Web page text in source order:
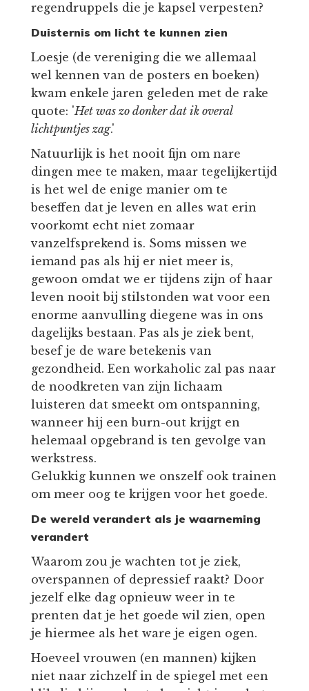
regendruppels die je kapsel verpesten?
Duisternis om licht te kunnen zien
Loesje (de vereniging die we allemaal
wel kennen van de posters en boeken)
kwam enkele jaren geleden met de rake
quote: 'Het was zo donker dat ik overal
lichtpuntjes zag.'
Natuurlijk is het nooit fijn om nare
dingen mee te maken, maar tegelijkertijd
is het wel de enige manier om te
beseffen dat je leven en alles wat erin
voorkomt echt niet zomaar
vanzelfsprekend is. Soms missen we
iemand pas als hij er niet meer is,
gewoon omdat we er tijdens zijn of haar
leven nooit bij stilstonden wat voor een
enorme aanvulling diegene was in ons
dagelijks bestaan. Pas als je ziek bent,
besef je de ware betekenis van
gezondheid. Een workaholic zal pas naar
de noodkreten van zijn lichaam
luisteren dat smeekt om ontspanning,
wanneer hij een burn-out krijgt en
helemaal opgebrand is ten gevolge van
werkstress.
Gelukkig kunnen we onszelf ook trainen
om meer oog te krijgen voor het goede.
De wereld verandert als je waarneming
verandert
Waarom zou je wachten tot je ziek,
overspannen of depressief raakt? Door
jezelf elke dag opnieuw weer in te
prenten dat je het goede wil zien, open
je hiermee als het ware je eigen ogen.
Hoeveel vrouwen (en mannen) kijken
niet naar zichzelf in de spiegel met een